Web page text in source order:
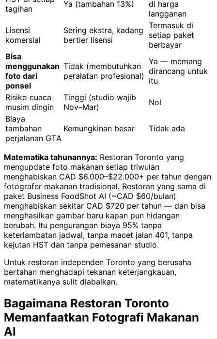
tagihan
Ya (tambahan 13%)
di harga
langganan
Lisensi
komersial
Sering ekstra, kadang
bertier lisensi
Termasuk di
setiap paket
berbayar
Bisa
menggunakan
foto dari
ponsel
Tidak (membutuhkan
peralatan profesional)
Ya — memang
dirancang untuk
itu
Risiko cuaca
musim dingin
Tinggi (studio wajib
Nov–Mar)
Nol
Biaya
tambahan
perjalanan GTA
Kemungkinan besar Tidak ada
Matematika tahunannya: Restoran Toronto yang
mengupdate foto makanan setiap triwulan
menghabiskan CAD $6.000–$22.000+ per tahun dengan
fotografer makanan tradisional. Restoran yang sama di
paket Business FoodShot AI (~CAD $60/bulan)
menghabiskan sekitar CAD $720 per tahun — dan bisa
menghasilkan gambar baru kapan pun hidangan
berubah. Itu pengurangan biaya 95% tanpa
keterlambatan jadwal, tanpa macet jalan 401, tanpa
kejutan HST dan tanpa pemesanan studio.
Untuk restoran independen Toronto yang berusaha
bertahan menghadapi tekanan keterjangkauan,
matematikanya sulit diabaikan.
Bagaimana Restoran Toronto
Memanfaatkan Fotografi Makanan
AI